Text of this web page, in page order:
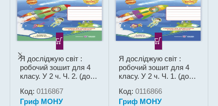
Я досліджую світ :
робочий зошит для 4
класу. У 2 ч. Ч. 2. (до
ін.)
Код: 0116867
Гриф МОНУ
Я досліджую світ :
робочий зошит для 4
класу. У 2 ч. Ч. 1. (до
ін.)
Код: 0116866
Гриф МОНУ